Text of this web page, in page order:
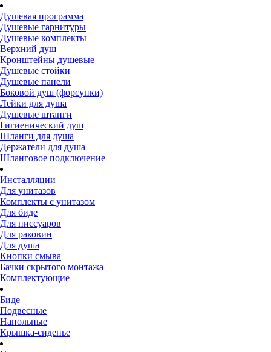
Душевая программа
Душевые гарнитуры
Душевые комплекты
Верхний душ
Кронштейны душевые
Душевые стойки
Душевые панели
Боковой душ (форсунки)
Лейки для душа
Душевые штанги
Гигиенический душ
Шланги для душа
Держатели для душа
Шланговое подключение
Инсталляции
Для унитазов
Комплекты с унитазом
Для биде
Для писсуаров
Для раковин
Для душа
Кнопки смыва
Бачки скрытого монтажа
Комплектующие
Биде
Подвесные
Напольные
Крышка-сиденье